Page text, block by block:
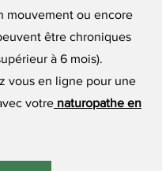
mouvement ou encore
être chroniques
à 6 mois).
vous en ligne pour une
votre naturopathe en